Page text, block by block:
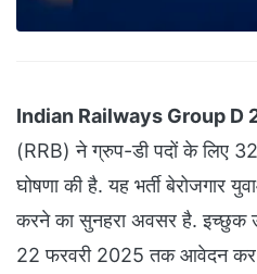
Indian Railways Group D
(RRB) ने ग्रुप-डी पदों के लिए 32
घोषणा की है. यह भर्ती बेरोजगार
करने का सुनहरा अवसर है. इच्छुक
22 फरवरी 2025 तक आवेदन कर